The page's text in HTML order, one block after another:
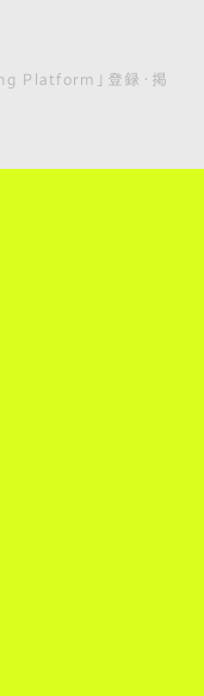
Platform」登録・掲